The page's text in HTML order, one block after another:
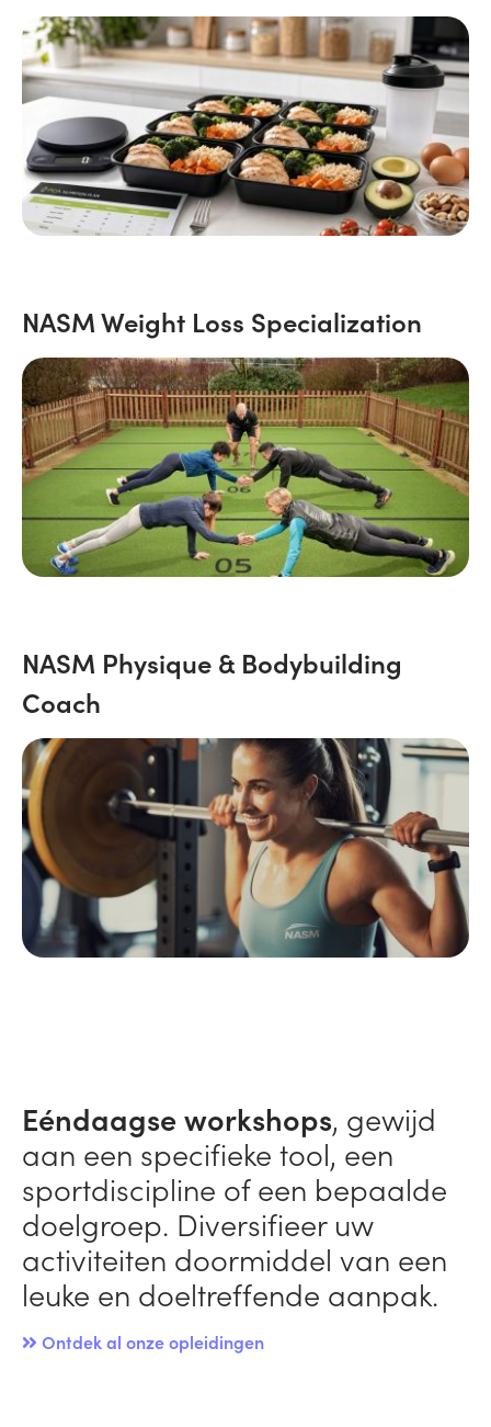
NASM Weight Loss Specialization
NASM Physique & Bodybuilding
Coach
Eéndaagse workshops, gewijd
aan een specifieke tool, een
sportdiscipline of een bepaalde
doelgroep. Diversifieer uw
activiteiten doormiddel van een
leuke en doeltreffende aanpak.
Ontdek al onze opleidingen